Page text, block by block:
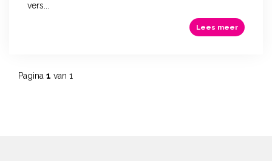
vers...
Lees meer
Pagina 1 van 1